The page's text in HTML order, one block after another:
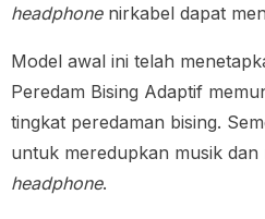
headphonenirkabel dapat
Model awal ini telah
Peredam Bising Adaptif
tingkat peredaman bising.
untuk meredupkan musik
headphone.